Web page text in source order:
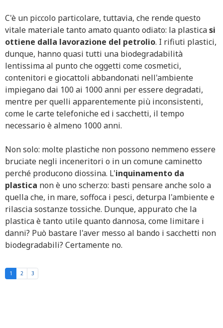
C'è un piccolo particolare, tuttavia, che rende questo
vitale materiale tanto amato quanto odiato: la plasticasi
ottiene dalla lavorazione del petrolio. I rifiuti plastici,
dunque, hanno quasi tutti una biodegradabilità
lentissima al punto che oggetti come cosmetici,
contenitori e giocattoli abbandonati nell'ambiente
impiegano dai 100 ai 1000 anni per essere degradati,
mentre per quelli apparentemente più inconsistenti,
come le carte telefoniche ed i sacchetti, il tempo
necessario è almeno 1000 anni.
Non solo: molte plastiche non possono nemmeno essere
bruciate negli inceneritori o in un comune caminetto
perché producono diossina. L'inquinamento da
plastica non è uno scherzo: basti pensare anche solo a
quella che, in mare, soffoca i pesci, deturpa l'ambiente e
rilascia sostanze tossiche. Dunque, appurato che la
plastica è tanto utile quanto dannosa, come limitare i
danni? Può bastare l'aver messo al bando i sacchetti non
biodegradabili? Certamente no.
1 2 3